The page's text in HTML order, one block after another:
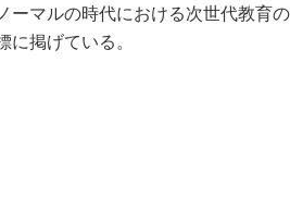
ーマルの時代における次世代教育
に掲げている。